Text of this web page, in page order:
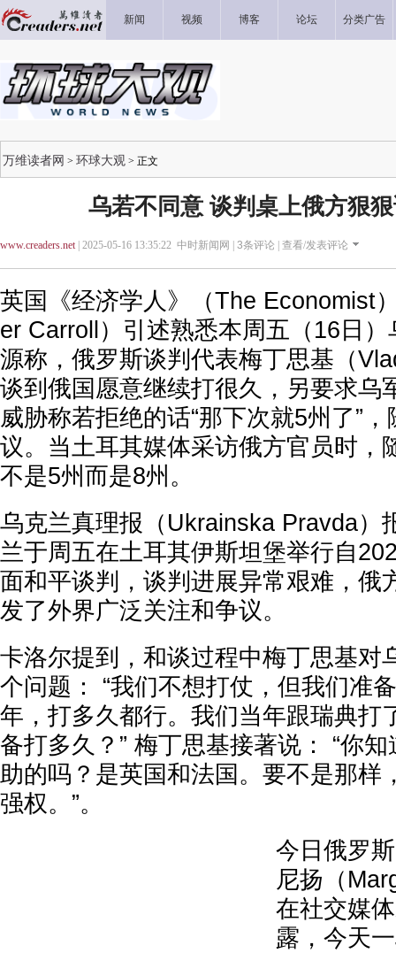
新闻 视频 博客 论坛 分类广告
万维读者网 > 环球大观 > 正文
乌若不同意 谈判桌上俄方狠
www.creaders.net| 2025-05-16 13:35:22 中时新闻网 | 3条评论 | 查看/发表评论
英国《经济学人》（The Economist
er Carroll）引述熟悉本周五（16日
源称，俄罗斯谈判代表梅丁思基（
谈到俄国愿意继续打很久，另要求乌
威胁称若拒绝的话“那下次就5州了”
议。当土耳其媒体采访俄方官员时，
不是5州而是8州。
乌克兰真理报（Ukrainska Pravda）
兰于周五在土耳其伊斯坦堡举行自
面和平谈判，谈判进展异常艰难，俄
发了外界广泛关注和争议。
卡洛尔提到，和谈过程中梅丁思基对
个问题： “我们不想打仗，但我们准
年，打多久都行。我们当年跟瑞典打
备打多久？” 梅丁思基接著说： “你
助的吗？是英国和法国。要不是那样
强权。”。
今日俄罗
尼扬（
在社交媒
露，今天